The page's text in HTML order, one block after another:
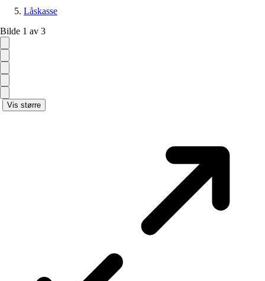
Låskasse
Bilde 1 av 3
Vis større